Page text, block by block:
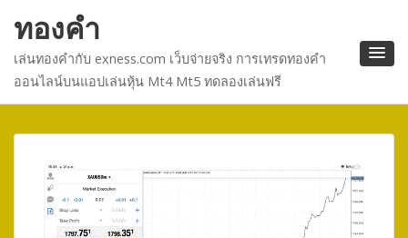
ทองคำ
เล่นทองคำกับ exness.com เว็บจ่ายจริง การเทรดทองคำ
ออนไลน์บนแอปเล่นหุ้น Mt4 Mt5 ทดลองเล่นฟรี